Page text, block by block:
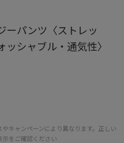
ーパンツ〈ストレッ
シャブル・通気性〉
キャンペーンにより異なります。正しい
をご確認ください